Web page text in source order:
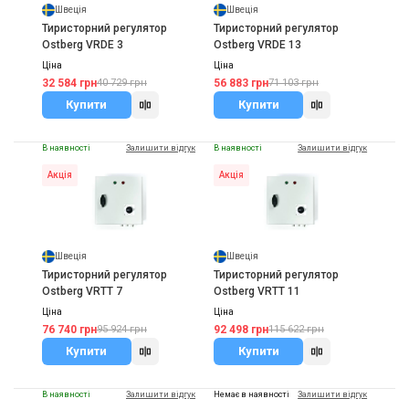
Швеція
Тиристорний регулятор
Ostberg VRDE 3
Ціна
32 584 грн40 729 грн
Купити
Швеція
Тиристорний регулятор
Ostberg VRDE 13
Ціна
56 883 грн71 103 грн
Купити
В наявності Залишити відгук
Акція
Швеція
Тиристорний регулятор
Ostberg VRTT 7
Ціна
76 740 грн95 924 грн
Купити
В наявності Залишити відгук
Акція
Швеція
Тиристорний регулятор
Ostberg VRTT 11
Ціна
92 498 грн115 622 грн
Купити
В наявності Залишити відгук Немає в наявності Залишити відгук